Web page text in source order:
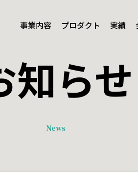
事業内容 プロダクト 実績
Result
知らせ
News